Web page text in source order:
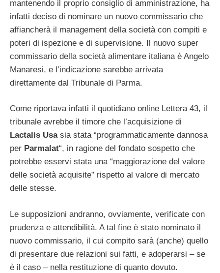
mantenendo il proprio consiglio di amministrazione, ha
infatti deciso di nominare un nuovo commissario che
affiancherà il management della società con compiti e
poteri di ispezione e di supervisione. Il nuovo super
commissario della società alimentare italiana è Angelo
Manaresi, e l’indicazione sarebbe arrivata
direttamente dal Tribunale di Parma.
Come riportava infatti il quotidiano online Lettera 43, il
tribunale avrebbe il timore che l’acquisizione di
Lactalis Usasia stata “programmaticamente dannosa
per Parmalat“, in ragione del fondato sospetto che
potrebbe esservi stata una “maggiorazione del valore
delle società acquisite” rispetto al valore di mercato
delle stesse.
Le supposizioni andranno, ovviamente, verificate con
prudenza e attendibilità. A tal fine è stato nominato il
nuovo commissario, il cui compito sarà (anche) quello
di presentare due relazioni sui fatti, e adoperarsi – se
è il caso – nella restituzione di quanto dovuto.